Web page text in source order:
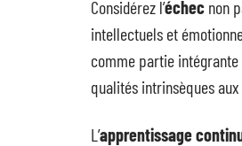
Considérez l’échec non
intellectuels et
comme partie
qualités intrinsèques
L’apprentissage